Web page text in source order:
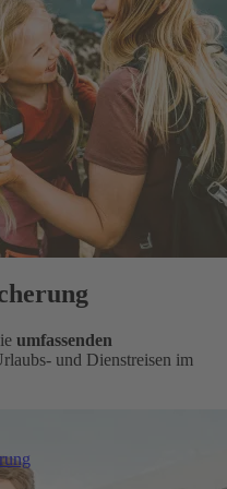
umfassenden
und Dienstreisen im